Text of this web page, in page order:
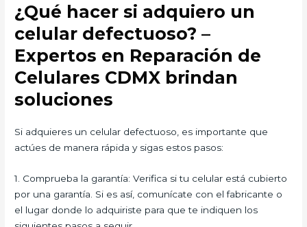
¿Qué hacer si adquiero un
celular defectuoso? –
Expertos en Reparación de
Celulares CDMX brindan
soluciones
Si adquieres un celular defectuoso, es importante que
actúes de manera rápida y sigas estos pasos:
1. Comprueba la garantía: Verifica si tu celular está cubierto
por una garantía. Si es así, comunícate con el fabricante o
el lugar donde lo adquiriste para que te indiquen los